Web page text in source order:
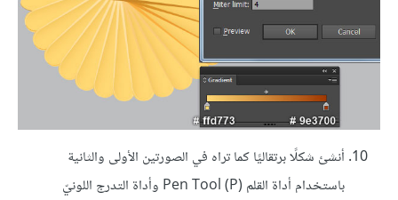
أنشئ شكلًا برتقاليًا كما تراه في الصورتين الأولى والثانية
باستخدام أداة القلم Pen Tool (P) وأداة التدرج اللونيّ